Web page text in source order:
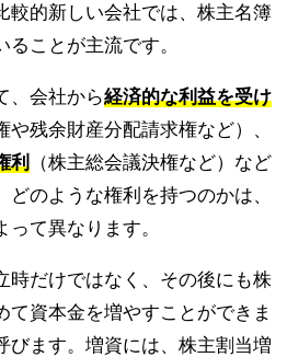
較的新しい会社では、株主名簿
ことが主流です。
、会社から経済的な利益を受け
や残余財産分配請求権など）、
利（株主総会議決権など）など
のような権利を持つのかは、
て異なります。
時だけではなく、その後にも株
て資本金を増やすことができま
びます。増資には、株主割当増